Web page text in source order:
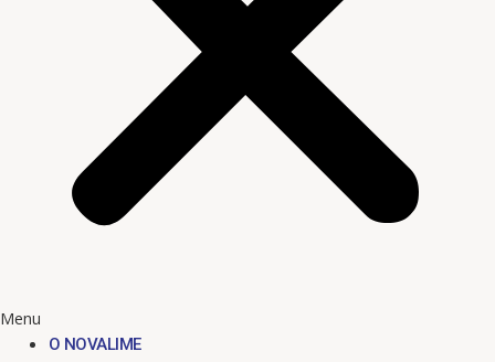
Menu
O NOVALIME